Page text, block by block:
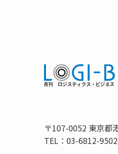
〒107-0052 東京都
TEL：03-6812-